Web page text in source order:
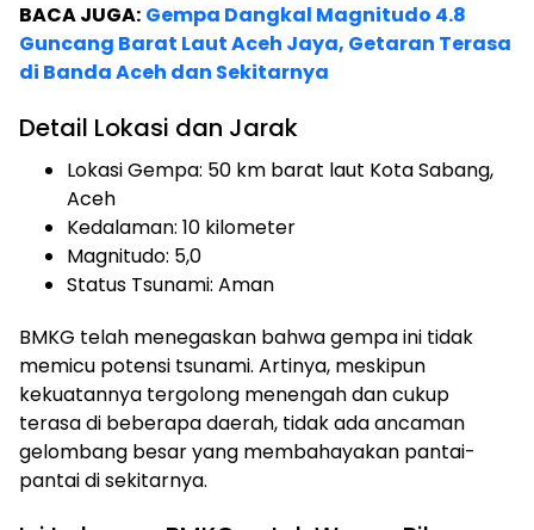
BACA JUGA: Gempa Dangkal Magnitudo 4.8
Guncang Barat Laut Aceh Jaya, Getaran Terasa
di Banda Aceh dan Sekitarnya
Detail Lokasi dan Jarak
Lokasi Gempa: 50 km barat laut Kota Sabang,
Aceh
Kedalaman: 10 kilometer
Magnitudo: 5,0
Status Tsunami: Aman
BMKG telah menegaskan bahwa gempa ini tidak
memicu potensi tsunami. Artinya, meskipun
kekuatannya tergolong menengah dan cukup
terasa di beberapa daerah, tidak ada ancaman
gelombang besar yang membahayakan pantai-
pantai di sekitarnya.